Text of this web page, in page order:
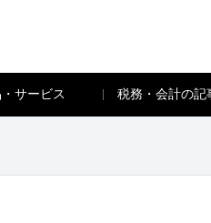
サービス 税務・会計の記